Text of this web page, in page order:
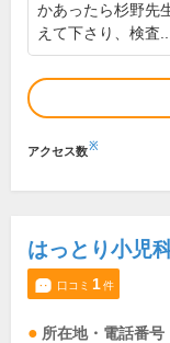
かあったら杉野先
えて下さり、検査...
アクセス数※
はっとり小児
口コミ 1件
所在地・電話番号